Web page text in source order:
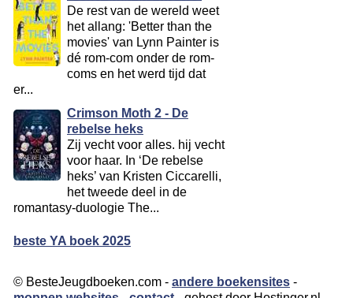
De rest van de wereld weet
het allang: 'Better than the
movies' van Lynn Painter is
dé rom-com onder de rom-
coms en het werd tijd dat
er...
Crimson Moth 2 - De
rebelse heks
Zij vecht voor alles. hij vecht
voor haar. In ‘De rebelse
heks’ van Kristen Ciccarelli,
het tweede deel in de
romantasy-duologie The...
beste YA boek 2025
© BesteJeugdboeken.com - andere boekensites -